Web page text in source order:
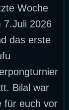
Woche
7.Juli 2026
das erste
Bilal war
für euch vor